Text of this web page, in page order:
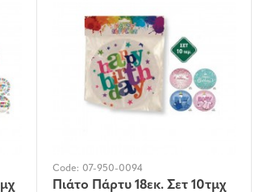
Code: 07-950-0094
Πιάτο Πάρτυ 18εκ. Σετ 10τμχ